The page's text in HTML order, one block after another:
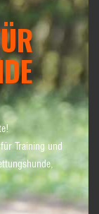
Training und